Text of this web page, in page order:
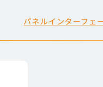
パネルインターフェ